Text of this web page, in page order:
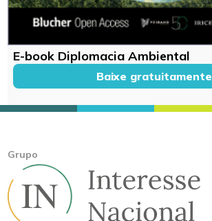
E-book Diplomacia Ambiental
Baixe gratuitamente
Grupo